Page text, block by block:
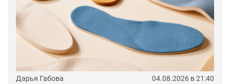
Дарья Габова 04.08.2026 в 21:40